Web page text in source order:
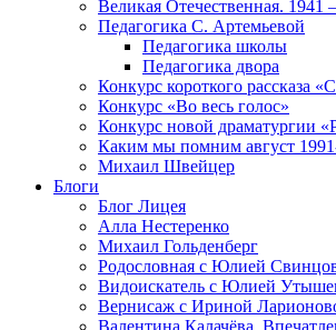
Великая Отечественная. 1941
Педагогика С. Артемьевой
Педагогика школы
Педагогика двора
Конкурс короткого рассказа
Конкурс «Во весь голос»
Конкурс новой драматургии
Каким мы помним август
Михаил Швейцер
Блоги
Блог Лицея
Алла Нестеренко
Михаил Гольденберг
Родословная с Юлией
Видоискатель с Юлией
Вернисаж с Ириной